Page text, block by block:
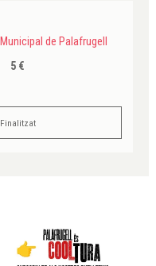
de Palafrugell
5 €
Finalitzat